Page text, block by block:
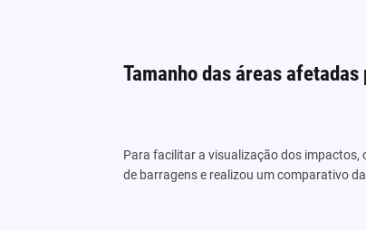
Tamanho das áreas
Para facilitar a visualização dos
de barragens e realizou um comparativo